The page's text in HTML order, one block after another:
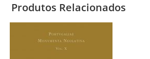
Produtos Relacionados